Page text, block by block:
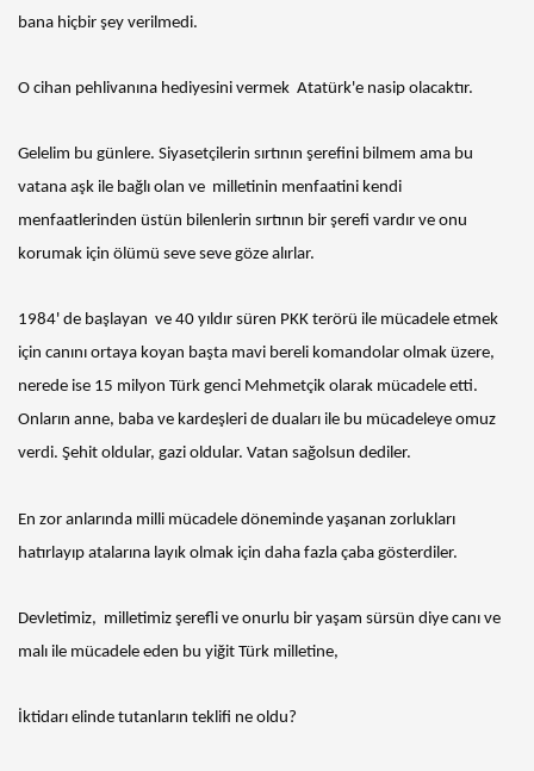
bana hiçbir şey verilmedi.
O cihan pehlivanına hediyesini vermek Atatürk'e nasip olacaktır.
Gelelim bu günlere. Siyasetçilerin sırtının şerefini bilmem ama bu
vatana aşk ile bağlı olan ve milletinin menfaatini kendi
menfaatlerinden üstün bilenlerin sırtının bir şerefi vardır ve onu
korumak için ölümü seve seve göze alırlar.
1984' de başlayan ve 40 yıldır süren PKK terörü ile mücadele etmek
için canını ortaya koyan başta mavi bereli komandolar olmak üzere,
nerede ise 15 milyon Türk genci Mehmetçik olarak mücadele etti.
Onların anne, baba ve kardeşleri de duaları ile bu mücadeleye omuz
verdi. Şehit oldular, gazi oldular. Vatan sağolsun dediler.
En zor anlarında milli mücadele döneminde yaşanan zorlukları
hatırlayıp atalarına layık olmak için daha fazla çaba gösterdiler.
Devletimiz, milletimiz şerefli ve onurlu bir yaşam sürsün diye canı ve
malı ile mücadele eden bu yiğit Türk milletine,
İktidarı elinde tutanların teklifi ne oldu?